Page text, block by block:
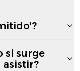
si surge